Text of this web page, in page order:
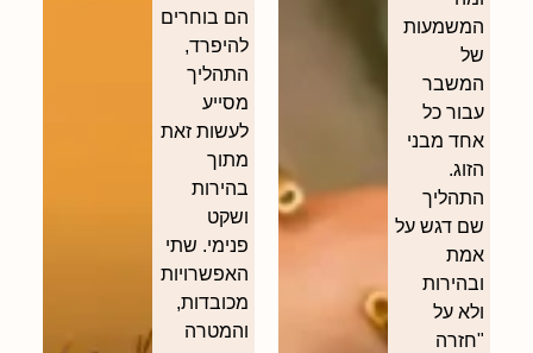
המשמעות
המשבר
עבור כל
אחד מבני
הזוג.
התהליך
שם דגש על
אמת
ובהירות
ולא על
"חזרה
הם בוחרים
להיפרד,
התהליך
מסייע
לעשות זאת
מתוך
בהירות
ושקט
פנימי. שתי
האפשרויות
מכובדות,
והמטרה